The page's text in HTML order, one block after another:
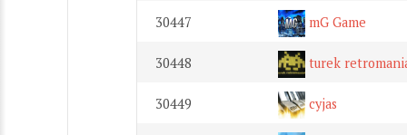
30447 mG Game
30448 turek
30449 cyjas